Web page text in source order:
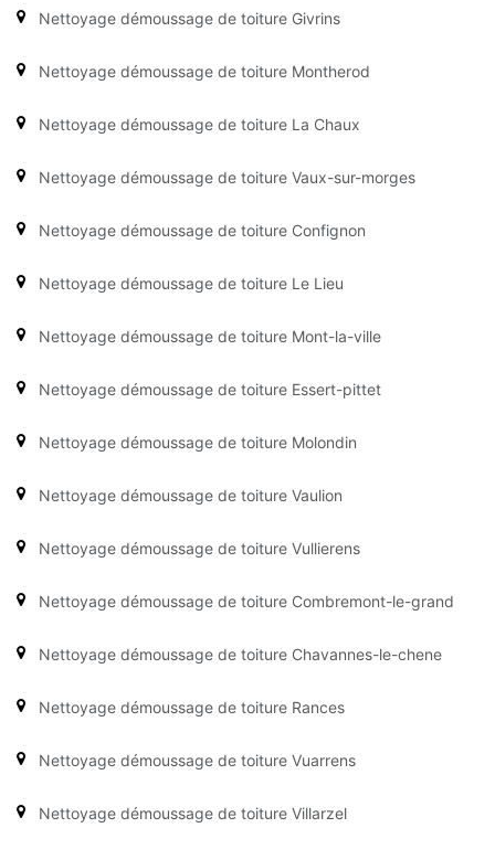
Nettoyage démoussage de toiture Givrins
Nettoyage démoussage de toiture Montherod
Nettoyage démoussage de toiture La Chaux
Nettoyage démoussage de toiture Vaux-sur-morges
Nettoyage démoussage de toiture Confignon
Nettoyage démoussage de toiture Le Lieu
Nettoyage démoussage de toiture Mont-la-ville
Nettoyage démoussage de toiture Essert-pittet
Nettoyage démoussage de toiture Molondin
Nettoyage démoussage de toiture Vaulion
Nettoyage démoussage de toiture Vullierens
Nettoyage démoussage de toiture Combremont-le-grand
Nettoyage démoussage de toiture Chavannes-le-chene
Nettoyage démoussage de toiture Rances
Nettoyage démoussage de toiture Vuarrens
Nettoyage démoussage de toiture Villarzel